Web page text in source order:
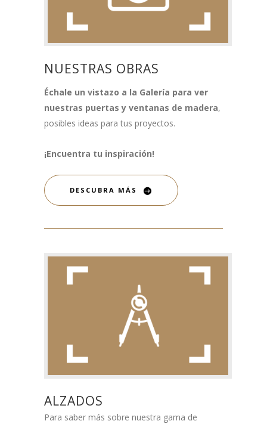
NUESTRAS OBRAS
Échale un vistazo a la Galería para ver
nuestras puertas y ventanas de madera,
posibles ideas para tus proyectos.
¡Encuentra tu inspiración!
DESCUBRA MÁS
ALZADOS
Para saber más sobre nuestra gama de